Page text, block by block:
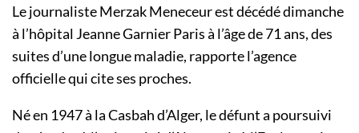
Le journaliste Merzak Meneceur est décédé dimanche
à l’hôpital Jeanne Garnier Paris à l’âge de 71 ans, des
suites d’une longue maladie, rapporte l’agence
officielle qui cite ses proches.
Né en 1947 à la Casbah d’Alger, le défunt a poursuivi